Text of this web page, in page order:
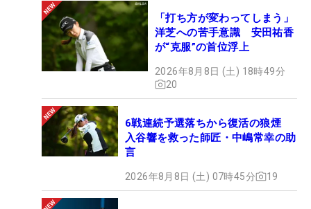
「打ち方が変わってしまう」
洋芝への苦手意識 安田祐香
が“克服”の首位浮上
2026年8月8日 (土) 18時49分
20
6戦連続予選落ちから復活の狼煙
入谷響を救った師匠・中嶋常幸の助
言
2026年8月8日 (土) 07時45分 19